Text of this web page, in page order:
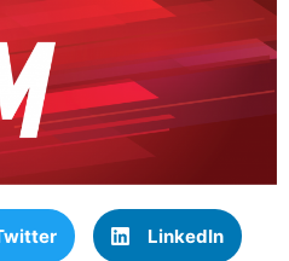
LinkedIn